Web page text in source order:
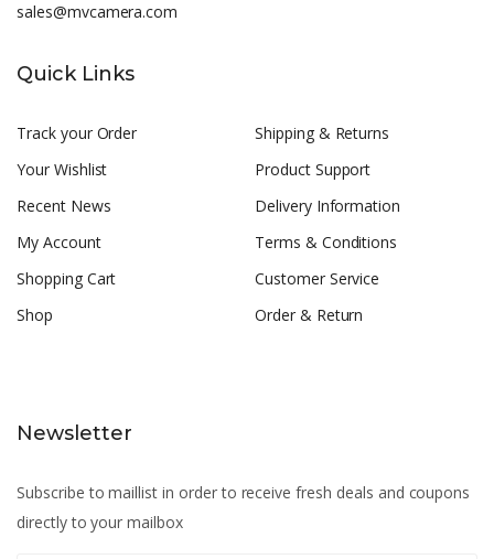
sales@mvcamera.com
Quick Links
Track your Order
Your Wishlist
Recent News
My Account
Shopping Cart
Shop
Shipping & Returns
Product Support
Delivery Information
Terms & Conditions
Customer Service
Order & Return
Newsletter
Subscribe to maillist in order to receive fresh deals and coupons
directly to your mailbox